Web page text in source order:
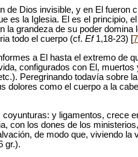
de Dios invisible, y en El fueron
es la Iglesia. El es el principio,
la grandeza de su poder
todo el cuerpo (cf. Ef1,18-23) [7
a El hasta el extremo de
configurados con El, muertos
Peregrinando todavía sobre
dolores como el cuerpo a la
y ligamentos, crece
con los dones de los
de modo que, viviendo la
gr.).